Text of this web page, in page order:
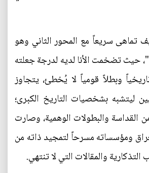
تماهى سريعاً مع المحور الثاني وهو
حيث تضخمت الأنا لديه لدرجة جعلته
وبطلاً قومياً لا يُخطئ، يتجاوز
ليتشبه بشخصيات التاريخ الكبرى؛
القداسة والبطولات الوهمية، وصارت
ومؤسساته مسرحاً لتمجيد ذاته من
والمقالات التي لا تنتهي.